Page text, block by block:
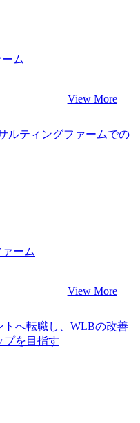
ついても丁寧に教えてい
スライドを投影していた
にいながらの転職活動だ
ることができました。当
口さんは私の生活リズム
た点とも被りますが、や
整には苦労をしました。
苦労しました。 転職前
万円になりました。 まず
ントとしてのデリバリー
海外経験で培った英語力
り組みたいです。
ム
View More
ルティングファームでの
ーム
View More
トへ転職し、WLBの改善
プを目指す